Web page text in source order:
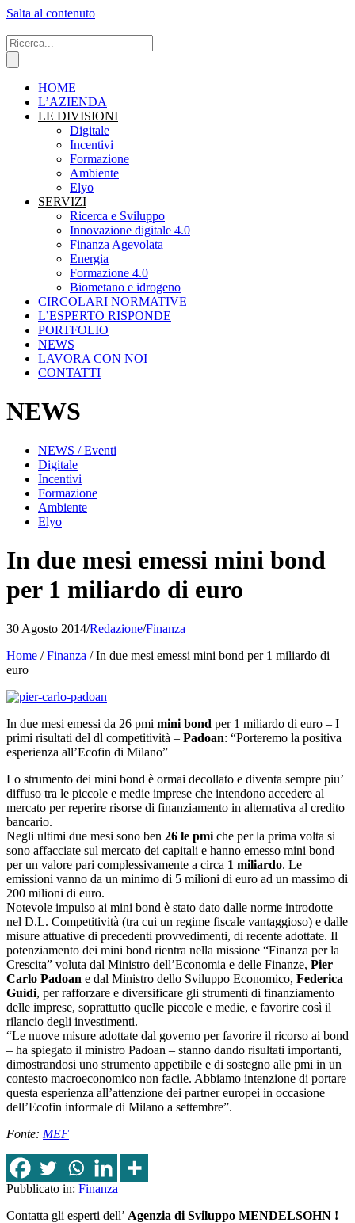
Salta al contenuto
HOME
L’AZIENDA
LE DIVISIONI
Digitale
Incentivi
Formazione
Ambiente
Elyo
SERVIZI
Ricerca e Sviluppo
Innovazione digitale 4.0
Finanza Agevolata
Energia
Formazione 4.0
Biometano e idrogeno
CIRCOLARI NORMATIVE
L’ESPERTO RISPONDE
PORTFOLIO
NEWS
LAVORA CON NOI
CONTATTI
NEWS
NEWS / Eventi
Digitale
Incentivi
Formazione
Ambiente
Elyo
In due mesi emessi mini bond
per 1 miliardo di euro
30 Agosto 2014/Redazione/Finanza
Home /Finanza /In due mesi emessi mini bond per 1 miliardo di
euro
In due mesi emessi da 26 pmi mini bond per 1 miliardo di euro – I
primi risultati del dl competitività – Padoan: “Porteremo la positiva
esperienza all’Ecofin di Milano”
Lo strumento dei mini bond è ormai decollato e diventa sempre piu’
diffuso tra le piccole e medie imprese che intendono accedere al
mercato per reperire risorse di finanziamento in alternativa al credito
bancario.
Negli ultimi due mesi sono ben 26 le pmi che per la prima volta si
sono affacciate sul mercato dei capitali e hanno emesso mini bond
per un valore pari complessivamente a circa 1 miliardo. Le
emissioni vanno da un minimo di 5 milioni di euro ad un massimo di
200 milioni di euro.
Notevole impulso ai mini bond è stato dato dalle norme introdotte
nel D.L. Competitività (tra cui un regime fiscale vantaggioso) e dalle
misure attuative di precedenti provvedimenti, di recente adottate. Il
potenziamento dei mini bond rientra nella missione “Finanza per la
Crescita” voluta dal Ministro dell’Economia e delle Finanze, Pier
Carlo Padoan e dal Ministro dello Sviluppo Economico, Federica
Guidi, per rafforzare e diversificare gli strumenti di finanziamento
delle imprese, soprattutto quelle piccole e medie, e favorire così il
rilancio degli investimenti.
“Le nuove misure adottate dal governo per favorire il ricorso ai bond
– ha spiegato il ministro Padoan – stanno dando risultati importanti,
dimostrandosi uno strumento appetibile e di sostegno alle pmi in un
contesto macroeconomico non facile. Abbiamo intenzione di portare
questa esperienza all’attenzione dei partner europei in occasione
dell’Ecofin informale di Milano a settembre”.
Fonte: MEF
Pubblicato in: Finanza
Contatta gli esperti dell’ Agenzia di Sviluppo MENDELSOHN !